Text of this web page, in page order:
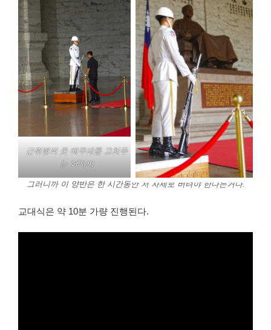
근위병의 옷 매무새를 고쳐주
는 아저씨
그러니까 이 양반은 한 시간동안 저 자세로 버텨야 한다는거다.
교대식은 약 10분 가량 진행된다.